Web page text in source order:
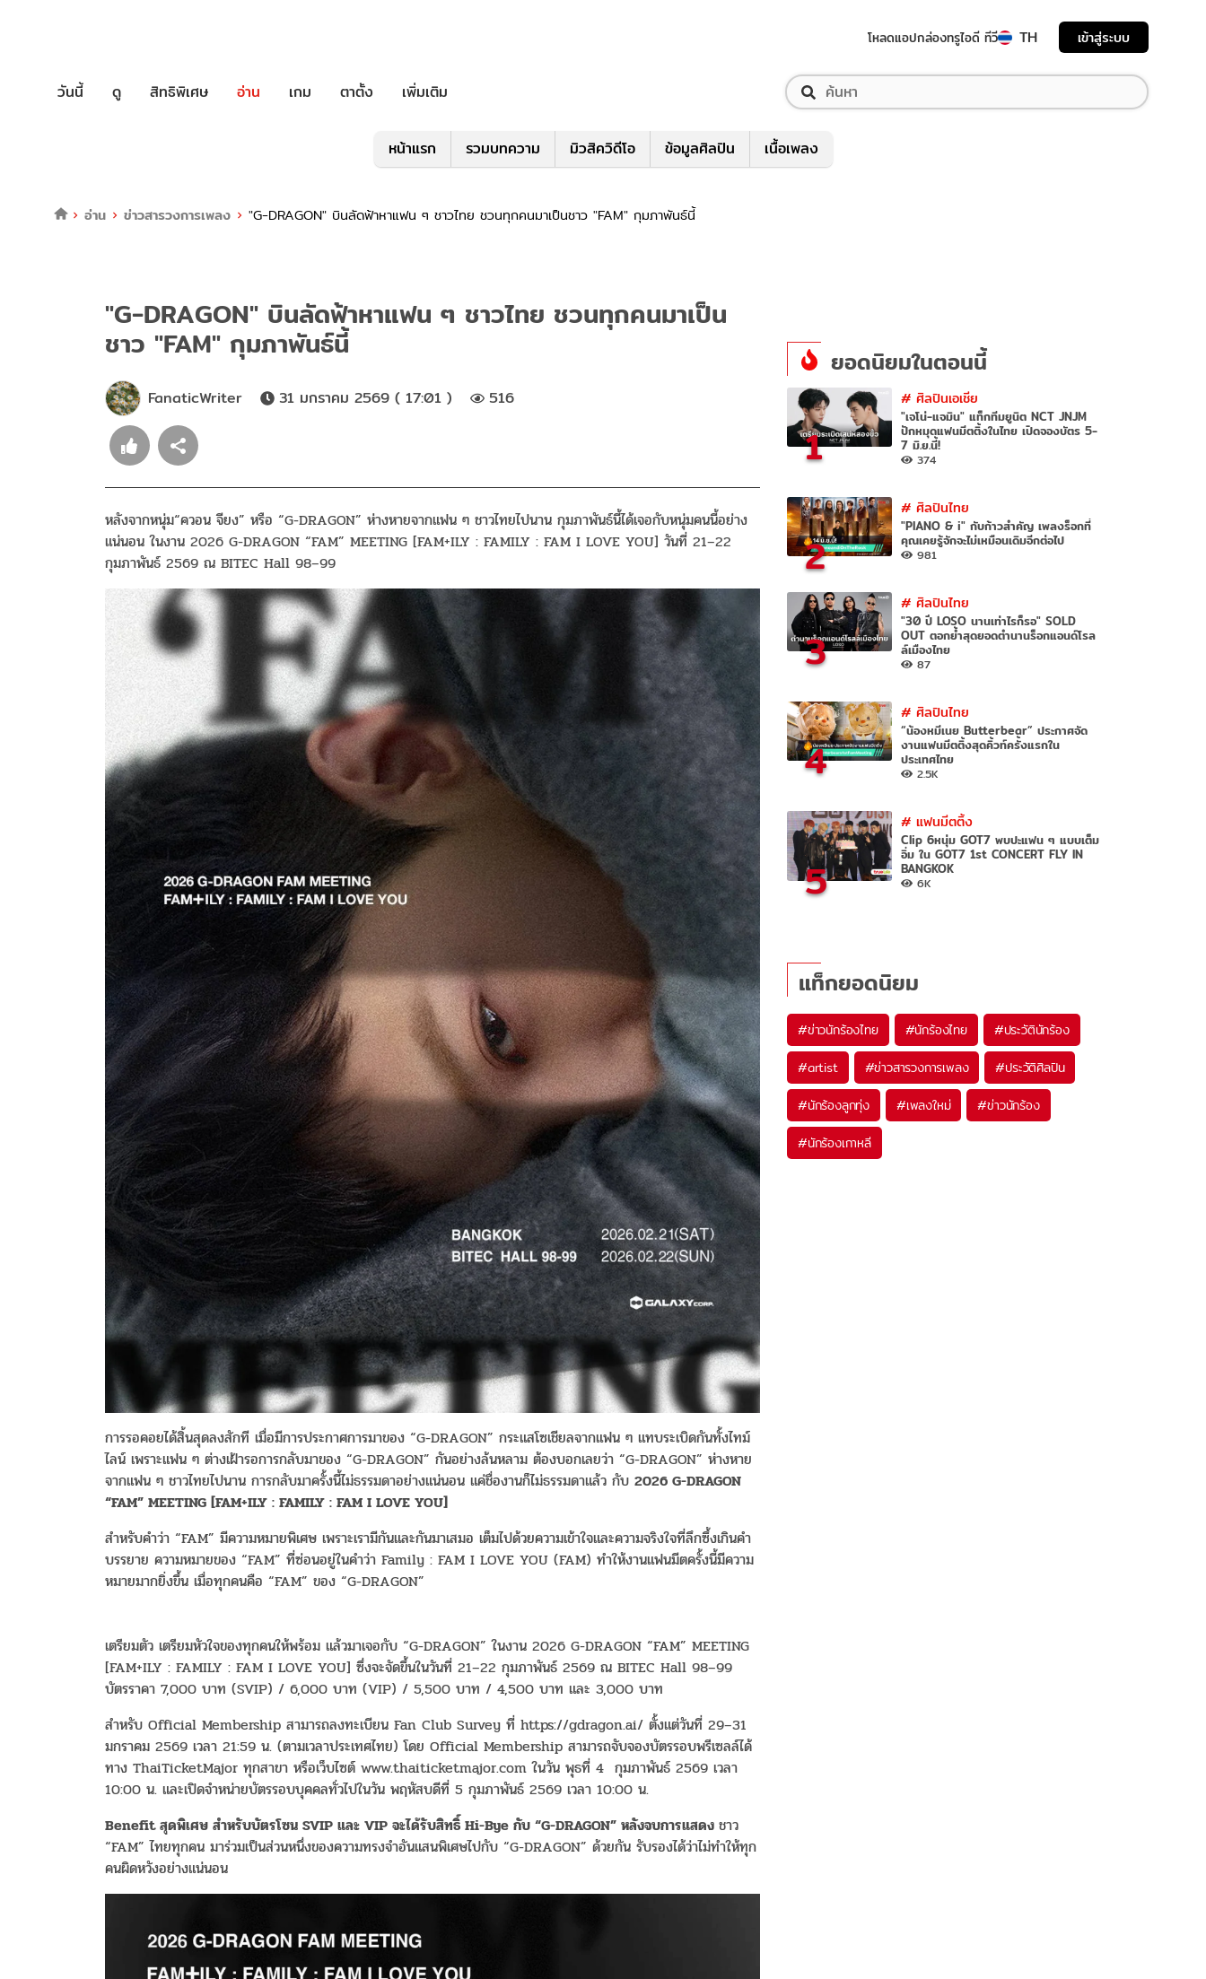
โหลดแอปกล่องทรูไอดี ทีวี TH เข้าสู่ระบบ
วันนี้ ดู สิทธิพิเศษ อ่าน เกม ตาตั้ง เพิ่มเติม
หน้าแรก รวมบทความ มิวสิควิดีโอ ข้อมูลศิลปิน เนื้อเพลง
อ่าน ข่าวสารวงการเพลง "G-DRAGON" บินลัดฟ้าหาแฟน ๆ ชาวไทย ชวนทุกคนมาเป็นชาว "FAM" กุมภาพันธ์นี้
"G-DRAGON" บินลัดฟ้าหาแฟน ๆ ชาวไทย ชวนทุกคนมาเป็น
ชาว "FAM" กุมภาพันธ์นี้
FanaticWriter 31 มกราคม 2569 ( 17:01 ) 516
หลังจากหนุ่ม“ควอน จียง” หรือ “G-DRAGON” ห่างหายจากแฟน ๆ ชาวไทยไปนาน กุมภาพันธ์นี้ได้เจอกับหนุ่มคนนี้อย่าง
แน่นอน ในงาน 2026 G-DRAGON “FAM” MEETING [FAM+ILY : FAMILY : FAM I LOVE YOU] วันที่ 21–22
กุมภาพันธ์ 2569 ณ BITEC Hall 98–99
การรอคอยได้สิ้นสุดลงสักที เมื่อมีการประกาศการมาของ “G-DRAGON” กระแสโซเชียลจากแฟน ๆ แทบระเบิดกันทั้งไทม์
ไลน์ เพราะแฟน ๆ ต่างเฝ้ารอการกลับมาของ “G-DRAGON” กันอย่างล้นหลาม ต้องบอกเลยว่า “G-DRAGON” ห่างหาย
จากแฟน ๆ ชาวไทยไปนาน การกลับมาครั้งนี้ไม่ธรรมดาอย่างแน่นอน แค่ชื่องานก็ไม่ธรรมดาแล้ว กับ 2026 G-DRAGON
“FAM” MEETING [FAM+ILY : FAMILY : FAM I LOVE YOU]
สำหรับคำว่า “FAM” มีความหมายพิเศษ เพราะเรามีกันและกันมาเสมอ เต็มไปด้วยความเข้าใจและความจริงใจที่ลึกซึ้งเกินคำ
บรรยาย ความหมายของ “FAM” ที่ซ่อนอยู่ในคำว่า Family : FAM I LOVE YOU (FAM) ทำให้งานแฟนมีตครั้งนี้มีความ
หมายมากยิ่งขึ้น เมื่อทุกคนคือ “FAM” ของ “G-DRAGON”
เตรียมตัว เตรียมหัวใจของทุกคนให้พร้อม แล้วมาเจอกับ “G-DRAGON” ในงาน 2026 G-DRAGON “FAM” MEETING
[FAM+ILY : FAMILY : FAM I LOVE YOU] ซึ่งจะจัดขึ้นในวันที่ 21–22 กุมภาพันธ์ 2569 ณ BITEC Hall 98–99
บัตรราคา 7,000 บาท (SVIP) / 6,000 บาท (VIP) / 5,500 บาท / 4,500 บาท และ 3,000 บาท
สำหรับ Official Membership สามารถลงทะเบียน Fan Club Survey ที่ https://gdragon.ai/ ตั้งแต่วันที่ 29–31
มกราคม 2569 เวลา 21:59 น. (ตามเวลาประเทศไทย) โดย Official Membership สามารถจับจองบัตรรอบพรีเซลล์ได้
ทาง ThaiTicketMajor ทุกสาขา หรือเว็บไซต์ www.thaiticketmajor.com ในวัน พุธที่ 4 กุมภาพันธ์ 2569 เวลา
10:00 น. และเปิดจำหน่ายบัตรรอบบุคคลทั่วไปในวัน พฤหัสบดีที่ 5 กุมภาพันธ์ 2569 เวลา 10:00 น.
Benefitสุดพิเศษ สำหรับบัตรโซน SVIP และ VIP จะได้รับสิทธิ์ Hi-Bye กับ “G-DRAGON” หลังจบการแสดง ชาว
“FAM” ไทยทุกคน มาร่วมเป็นส่วนหนึ่งของความทรงจำอันแสนพิเศษไปกับ “G-DRAGON” ด้วยกัน รับรองได้ว่าไม่ทำให้ทุก
คนผิดหวังอย่างแน่นอน
ยอดนิยมในตอนนี้
1
# ศิลปินเอเชีย
"เจโน่-แจมิน" แท็กทีมยูนิต NCT JNJM
ปักหมุดแฟนมีตติ้งในไทย เปิดจองบัตร 5-
7 มิ.ย.นี้!
374
2
# ศิลปินไทย
"PIANO & i" กับก้าวสำคัญ เพลงร็อกที่
คุณเคยรู้จักจะไม่เหมือนเดิมอีกต่อไป
981
3
# ศิลปินไทย
"30 ปี LOSO นานเท่าไรก็รอ" SOLD
OUT ตอกย้ำสุดยอดตำนานร็อกแอนด์โรล
ล์เมืองไทย
87
4
# ศิลปินไทย
“น้องหมีเนย Butterbear” ประกาศจัด
งานแฟนมีตติ้งสุดคิ้วท์ครั้งแรกใน
ประเทศไทย
2.5K
5
# แฟนมีตติ้ง
Clip 6หนุ่ม GOT7 พบปะแฟน ๆ แบบเต็ม
อิ่ม ใน GOT7 1st CONCERT FLY IN
BANGKOK
6K
แท็กยอดนิยม
#ข่าวนักร้องไทย #นักร้องไทย #ประวัตินักร้อง
#artist #ข่าวสารวงการเพลง #ประวัติศิลปิน
#นักร้องลูกทุ่ง #เพลงใหม่ #ข่าวนักร้อง
#นักร้องเกาหลี